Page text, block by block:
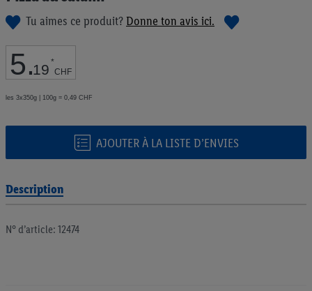
Tu aimes ce produit?Donne ton avis ici.
5.19 *
CHF
les 3x350g | 100g = 0,49 CHF
AJOUTER À LA LISTE D’ENVIES
la
d’images
Description
N° d’article: 12474